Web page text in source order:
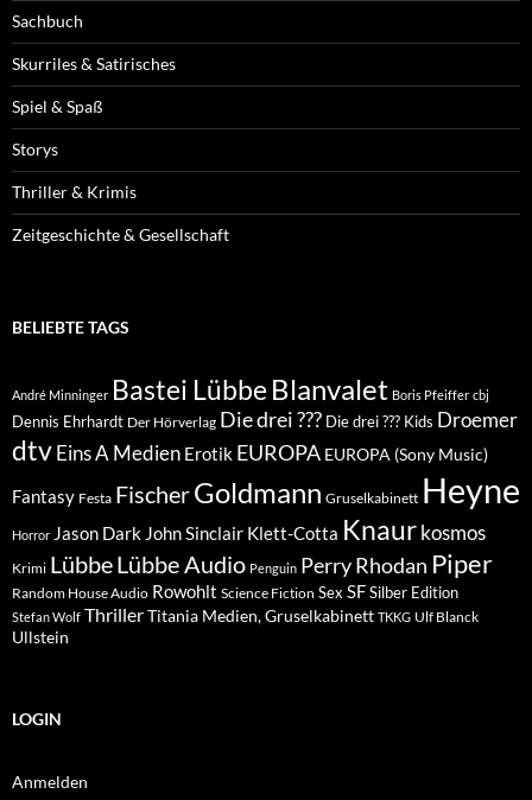
Sachbuch
Skurriles & Satirisches
Spiel & Spaß
Storys
Thriller & Krimis
Zeitgeschichte & Gesellschaft
BELIEBTE TAGS
André Minninger Bastei Lübbe Blanvalet Boris Pfeiffer cbj
Dennis Ehrhardt Der Hörverlag Die drei ??? Die drei ??? Kids Droemer
dtvEins A Medien Erotik EUROPA EUROPA (Sony Music)
Fantasy Festa FischerGoldmann Gruselkabinett Heyne
Horror Jason Dark John Sinclair Klett-Cotta Knaur kosmos
Krimi LübbeLübbe Audio Penguin Perry Rhodan Piper
Random House Audio Rowohlt Science Fiction Sex SFSilber Edition
Stefan Wolf ThrillerTitania Medien, Gruselkabinett TKKG Ulf Blanck
Ullstein
LOGIN
Anmelden